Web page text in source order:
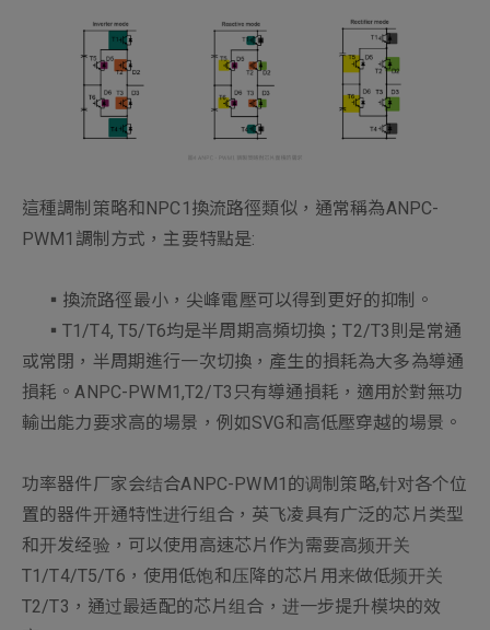
這種調制策略和NPC1換流路徑類似，通常稱為ANPC-
PWM1調制方式，主要特點是:
▪︎換流路徑最小，尖峰電壓可以得到更好的抑制。
▪︎T1/T4, T5/T6均是半周期高頻切換；T2/T3則是常通
或常閉，半周期進行一次切換，產生的損耗為大多為導通
損耗。ANPC-PWM1,T2/T3只有導通損耗，適用於對無功
輸出能力要求高的場景，例如SVG和高低壓穿越的場景。
功率器件厂家会结合ANPC-PWM1的调制策略,针对各个位
置的器件开通特性进行组合，英飞凌具有广泛的芯片类型
和开发经验，可以使用高速芯片作为需要高频开关
T1/T4/T5/T6，使用低饱和压降的芯片用来做低频开关
T2/T3，通过最适配的芯片组合，进一步提升模块的效